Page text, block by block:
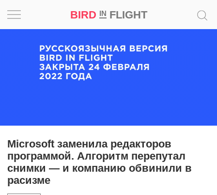
BIRD INFLIGHT
Microsoft заменила редакторов
программой. Алгоритм перепутал
снимки — и компанию обвинили в
расизме